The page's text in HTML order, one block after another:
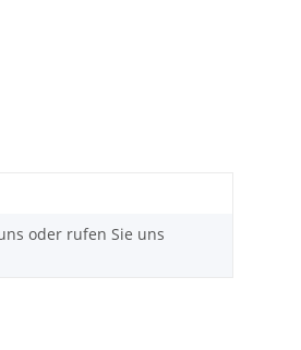
oder rufen Sie uns